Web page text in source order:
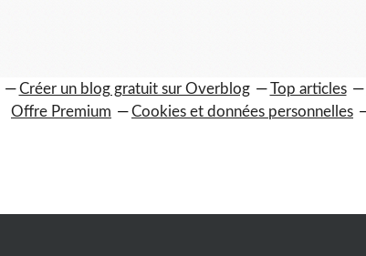
Créer un blog gratuit sur Overblog Top articles
Offre Premium
Cookies et données personnelles